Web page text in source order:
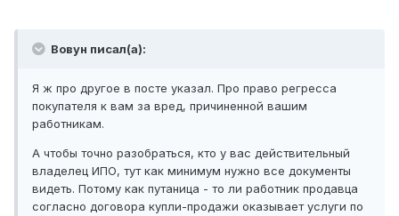
Вовун писал(а):
Я ж про другое в посте указал. Про право регресса
покупателя к вам за вред, причиненной вашим
работникам.
А чтобы точно разобраться, кто у вас действительный
владелец ИПО, тут как минимум нужно все документы
видеть. Потому как путаница - то ли работник продавца
согласно договора купли-продажи оказывает услуги по